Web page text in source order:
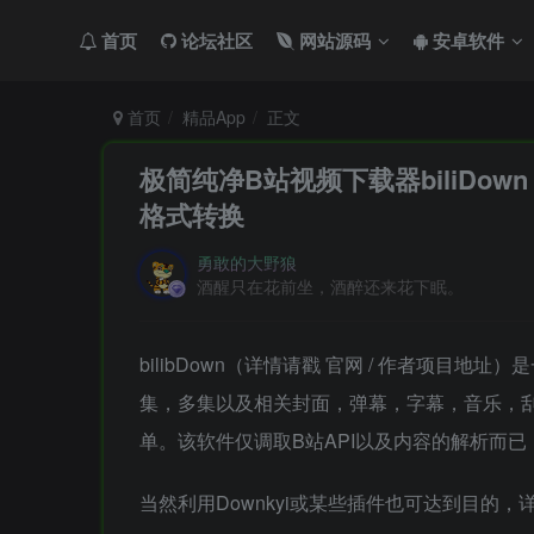
首页 论坛社区 网站源码 安卓软件
首页 精品App 正文
极简纯净B站视频下载器
格式转换
勇敢的大野狼
酒醒只在花前坐，酒醉还来花下眠。
bilibDown（详情请戳 官网 / 作者项目地址）
集，多集以及相关封面，弹幕，字幕，音乐
单。该软件仅调取B站API以及内容的解析而
当然利用Downkyi或某些插件也可达到目的，